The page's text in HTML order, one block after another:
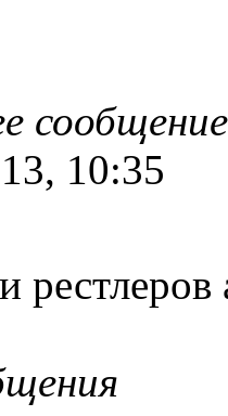
сообщение
10:35
рестлеров